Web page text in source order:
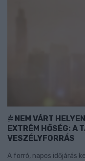
NEM VÁRT
EXTRÉM HŐSÉG: A
VESZÉLYFORRÁS
A forró, napos időjárás